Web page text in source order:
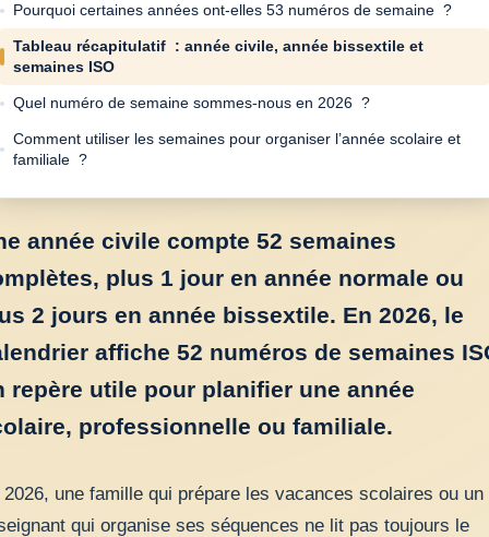
Pourquoi certaines années ont-elles 53 numéros de semaine ?
Tableau récapitulatif : année civile, année bissextile et
semaines ISO
Quel numéro de semaine sommes-nous en 2026 ?
Comment utiliser les semaines pour organiser l’année scolaire et
familiale ?
année civile compte 52 semaines
plus 1 jour en année normale ou
2 jours en année bissextile. En 2026, le
affiche 52 numéros de semaines
repère utile pour planifier une année
professionnelle ou familiale.
2026, une famille qui prépare les vacances scolaires ou un
qui organise ses séquences ne lit pas toujours le